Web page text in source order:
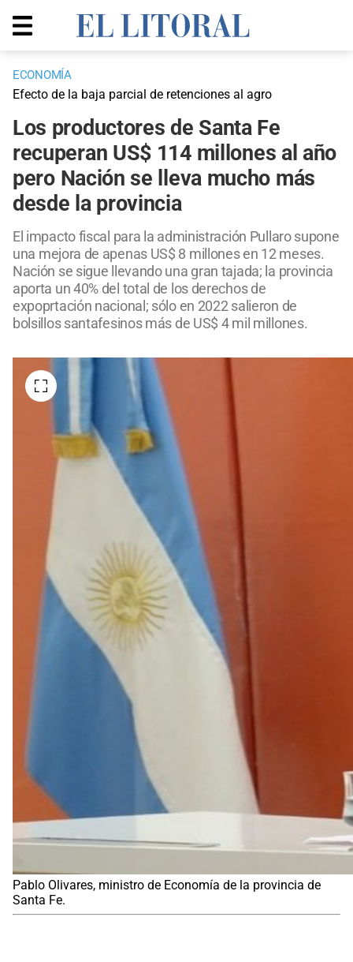
ECONOMÍA
Efecto de la baja parcial de retenciones al agro
Los productores de Santa Fe
recuperan US$ 114 millones al año
pero Nación se lleva mucho más
desde la provincia
El impacto fiscal para la administración Pullaro supone
una mejora de apenas US$ 8 millones en 12 meses.
Nación se sigue llevando una gran tajada; la provincia
aporta un 40% del total de los derechos de
expoprtación nacional; sólo en 2022 salieron de
bolsillos santafesinos más de US$ 4 mil millones.
Pablo Olivares, ministro de Economía de la provincia de
Santa Fe.